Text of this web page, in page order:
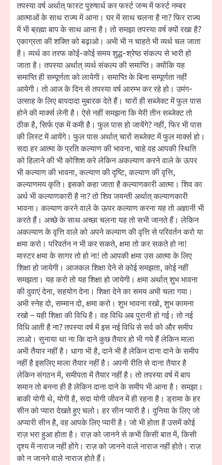
तपस्या वर्ष अर्थात् फास्ट पुरुषार्थ कर फर्स्ट जन्म में फर्स्ट नम्बर
आत्माओं के साथ राज्य में आना। घर में साथ चलना है ना? फिर राज्य
में भी ब्रह्मा बाप के साथ आना है। तो समझा तपस्या वर्ष क्यों रखा है?
एकाग्रता की शक्ति को बढ़ाओ। अभी भी न चाहते भी व्यर्थ चल जाता
है। व्यर्थ का तरफ कोई-कोई समय शुद्ध-श्रेष्ठ संकल्प से भारी हो
जाता है। तपस्या अर्थात् व्यर्थ संकल्प की समाप्ति। क्योंकि यह
समाप्ति ही सम्पूर्णता को लायेगी। समाप्ति के बिना सम्पूर्णता नहीं
आयेगी। तो आज के दिन से तपस्या वर्ष आरम्भ कर रहे हो। उमंग-
उत्साह के लिए बापदादा मुबारक देते हैं। चारों ही सब्जेक्ट में फुल पास
होने की मार्क्स लेनी है। ऐसे नहीं समझना कि मेरी तीन सब्जेक्ट तो
ठीक है, सिर्फ एक में कमी है। फुल पास हो जायेंगे? नहीं, फिर भी पास
की लिस्ट में आयेंगे। फुल पास अर्थात् चारों सब्जेक्ट में फुल मार्क्स हो।
सदा हर आत्मा के प्रति कल्याण की भावना, चाहे वह आपकी स्थिति
को हिलाने की भी कोशिश करे लेकिन अकल्याण करने वाले के ऊपर
भी कल्याण की भावना, कल्याण की दृष्टि, कल्याण की वृत्ति,
कल्याणमय कृति। इसको कहा जाता है कल्याणकारी आत्मा। शिव का
अर्थ भी कल्याणकारी है ना? तो शिव जयन्ती अर्थात् कल्याणकारी
भावना। कल्याण करने वाले के ऊपर कल्याण करना यह तो अज्ञानी भी
करते हैं। अच्छे के साथ अच्छा चलना यह तो सभी जानते हैं। लेकिन
अकल्याण के वृत्ति वाले को अपने कल्याण की वृत्ति से परिवर्तन करो या
क्षमा करो। परिवर्तन न भी कर सकते, क्षमा तो कर सकते हो ना!
मास्टर क्षमा के सागर तो हो ना! तो आपकी क्षमा उस आत्मा के लिए
शिक्षा हो जायेगी। आजकल शिक्षा देने से कोई समझता, कोई नहीं
समझता। यह करो तो यह शिक्षा हो जायेगी। क्षमा अर्थात् शुभ भावना
की दुवाएं देना, सहयोग देना। शिक्षा देने का समय अभी चला गया।
अभी स्नेह दो, सम्मान दो, क्षमा करो। शुभ भावना रखो, शुभ कामना
रखो – यही शिक्षा की विधि है। वह विधि अब पुरानी हो गई। तो नई
विधि आती है ना? तपस्या वर्ष में इस नई विधि से सर्व को और समीप
लाओ। सुनाया था ना कि दाने कुछ तैयार हो भी गये हैं लेकिन माला
अभी तैयार नहीं है। धागा भी है, दाने भी है लेकिन दाना दाने के समीप
नहीं है इसलिए माला तैयार नहीं है। अपनी रीति से दाना तैयार है
लेकिन संगठन में, समीपता में तैयार नहीं है। तो तपस्या वर्ष में बाप
समान तो बनना ही है लेकिन दाना दाने के समीप भी आना है। समझा।
बाकी योगी थे, योगी है, सदा योगी जीवन में ही रहना है। ड्रामा के हर
सीन को प्यारा देखते हुए चलो। हर सीन प्यारी है। दुनिया के लिए जो
अप्यारी सीन है, वह आपके लिए प्यारी है। जो भी होता है उसमें कोई
राज़ भरा हुआ होता है। राज़ को जानने से कभी किसी बात में, किसी
दृश्य में नाराज नहीं होंगे। राज़ को जानने वाले नाराज नहीं होते। राज़
को न जानने वाले नाराज होते हैं।